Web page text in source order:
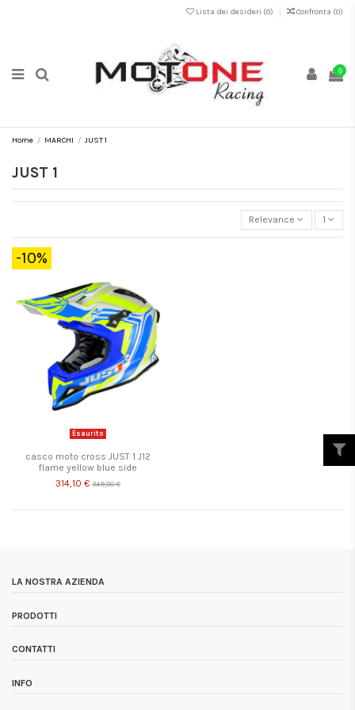
Lista dei desideri (0) Confronta (0)
0
Home MARCHI JUST 1
JUST 1
Relevance 1
-10%
Esaurito
casco moto cross JUST 1 J12
flame yellow blue side
314,10 € 349,00 €
LA NOSTRA AZIENDA
PRODOTTI
CONTATTI
INFO